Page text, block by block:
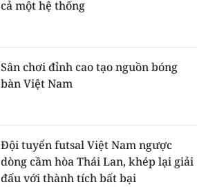
cả một hệ thống
Sân chơi đỉnh cao tạo nguồn bóng
bàn Việt Nam
Đội tuyển futsal Việt Nam ngược
dòng cầm hòa Thái Lan, khép lại giải
đấu với thành tích bất bại